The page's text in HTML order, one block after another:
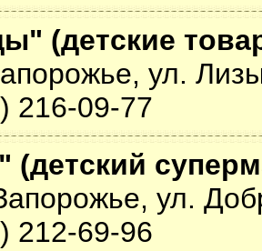
(детские
ул.
216-09-77
(детский
ул.
212-69-96